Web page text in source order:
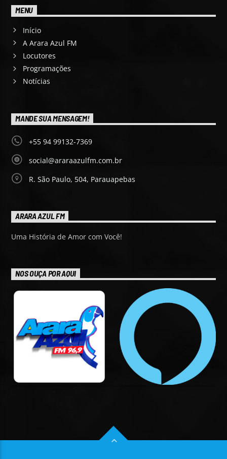
MENU
Início
A Arara Azul FM
Locutores
Programações
Notícias
MANDE SUA MENSAGEM!
+55 94 99132-7369
social@araraazulfm.com.br
R. São Paulo, 504, Parauapebas
ARARA AZUL FM
Uma História de Amor com Você!
NOS OUÇA POR AQUI